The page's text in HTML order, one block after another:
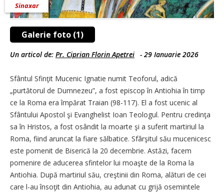
Galerie foto (1)
Sinaxar
Un articol de: Pr. Ciprian Florin Apetrei - 29 Ianuarie 2026
Sfântul Sfinţit Mucenic Ignatie numit Teoforul, adică
„purtătorul de Dumnezeu”, a fost episcop în Antiohia în timp
ce la Roma era împărat Traian (98-117). El a fost ucenic al
Sfântului Apostol şi Evanghelist Ioan Teologul. Pentru credinţa
sa în Hristos, a fost osândit la moarte şi a suferit martiriul la
Roma, fiind aruncat la fiare sălbatice. Sfârşitul său mucenicesc
este pomenit de Biserică la 20 decembrie. Astăzi, facem
pomenire de aducerea sfintelor lui moaşte de la Roma la
Antiohia. După martiriul său, creştinii din Roma, alături de cei
care l-au însoţit din Antiohia, au adunat cu grijă osemintele